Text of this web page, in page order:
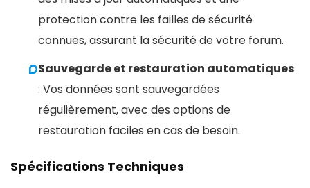
protection contre les failles de sécurité
connues, assurant la sécurité de votre forum.
Sauvegarde et restauration automatiques
: Vos données sont sauvegardées
régulièrement, avec des options de
restauration faciles en cas de besoin.
Spécifications Techniques